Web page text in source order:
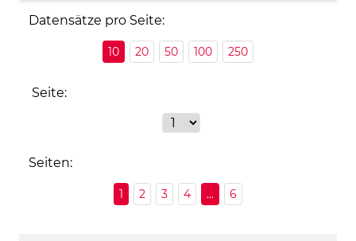
Datensätze pro Seite:
10 20 50 100 250
Seite:
Seiten:
1 2 3 4 ... 6